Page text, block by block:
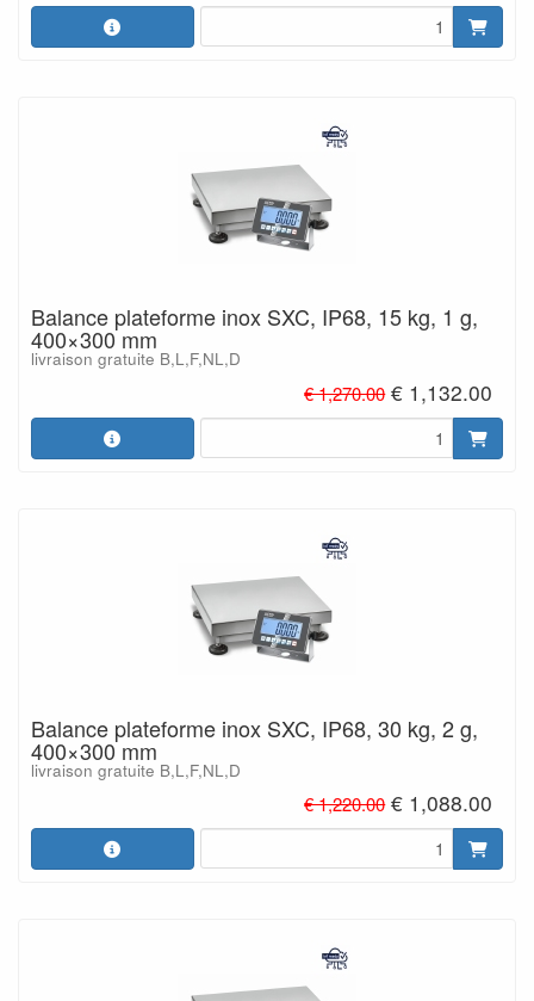
Balance plateforme inox SXC, IP68, 15 kg, 1 g,
400×300 mm
livraison gratuite B,L,F,NL,D
€ 1,270.00 € 1,132.00
Balance plateforme inox SXC, IP68, 30 kg, 2 g,
400×300 mm
livraison gratuite B,L,F,NL,D
€ 1,220.00 € 1,088.00